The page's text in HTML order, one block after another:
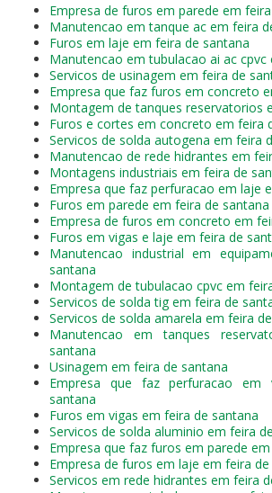
Empresa de furos em parede em
Manutencao em tanque ac em feira
Furos em laje em feira de santana
Manutencao em tubulacao ai ac
Servicos de usinagem em feira de
Empresa que faz furos em concreto
Montagem de tanques reservatorios
Furos e cortes em concreto em feira
Servicos de solda autogena em feira
Manutencao de rede hidrantes em
Montagens industriais em feira de
Empresa que faz perfuracao em laje
Furos em parede em feira de santana
Empresa de furos em concreto em
Furos em vigas e laje em feira de
Manutencao industrial em
santana
Montagem de tubulacao cpvc em
Servicos de solda tig em feira de
Servicos de solda amarela em feira
Manutencao em tanques
santana
Usinagem em feira de santana
Empresa que faz perfuracao
santana
Furos em vigas em feira de santana
Servicos de solda aluminio em feira
Empresa que faz furos em parede
Empresa de furos em laje em feira
Servicos em rede hidrantes em feira